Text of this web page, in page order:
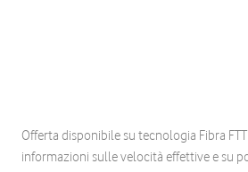
Offerta disponibile su tecnologia Fibra
informazioni sulle velocità effettive e su